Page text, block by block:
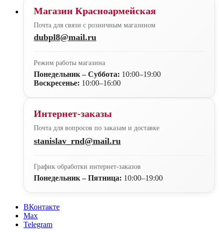
Магазин Красноармейская
Почта для связи с розничным магазином
dubpl8@mail.ru
Режим работы магазина
Понедельник – Суббота: 10:00–19:00
Воскресенье: 10:00–16:00
Интернет-заказы
Почта для вопросов по заказам и доставке
stanislav_rnd@mail.ru
График обработки интернет-заказов
Понедельник – Пятница: 10:00–19:00
ВКонтакте
Max
Telegram